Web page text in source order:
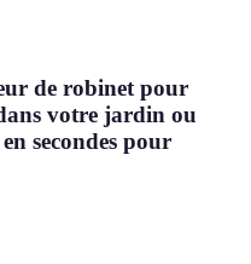
de robinet pour
votre jardin ou
secondes pour